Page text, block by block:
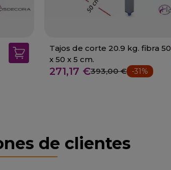
Tajos de corte 20.9 kg. fibra 50
x 50 x 5 cm.
271,17 €393,00 € -31%
de clientes